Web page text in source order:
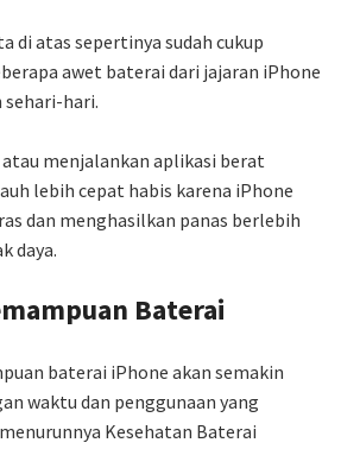
di atas sepertinya sudah cukup
awet baterai dari jajaran iPhone
sehari-hari.
menjalankan aplikasi berat
lebih cepat habis karena iPhone
dan menghasilkan panas berlebih
daya.
Baterai
baterai iPhone akan semakin
waktu dan penggunaan yang
Kesehatan Baterai